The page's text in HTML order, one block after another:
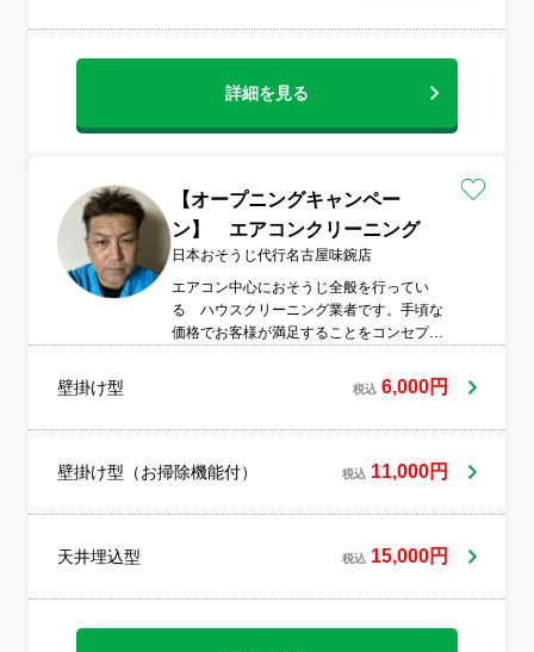
だいている実績がありますので、ぜひ当社
詳細を見る
【オープニングキャンペー
ン】 エアコンクリーニング
日本おそうじ代行名古屋味鋺店
エアコン中心におそうじ全般を行ってい
る ハウスクリーニング業者です。手頃な
価格でお客様が満足することをコンセプト
満足できることをご提供できるのではない
壁掛け型 税込 6,000円
壁掛け型（お掃除機能付） 税込 11,000円
天井埋込型 税込 15,000円